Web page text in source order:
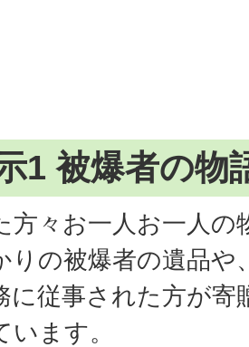
1 被爆者の物
方々お一人お一人の
りの被爆者の遺品や
に従事された方が寄
います。